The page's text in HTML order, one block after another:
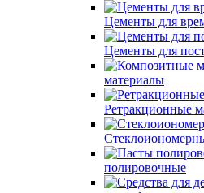
Цементы для
Цементы для
материалы
Ретракционные
полировочные